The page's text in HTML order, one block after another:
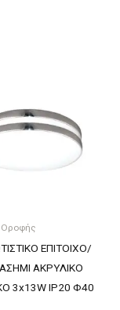
Οροφής
ΕΠΙΤΟΙΧΟ/
ΑΚΡΥΛΙΚΟ
3x13W IP20 Φ40